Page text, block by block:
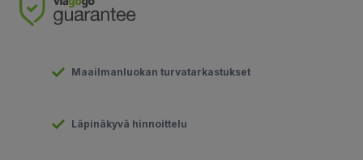
Maailmanluokan turvatarkastukset
Läpinäkyvä hinnoittelu